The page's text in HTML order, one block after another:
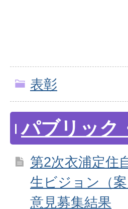
表彰
パブリック
第2次衣浦定住
生ビジョン（
意見募集結果